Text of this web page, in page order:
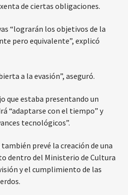
de ciertas obligaciones.
“lograrán los objetivos de la
pero equivalente”, explicó
a la evasión”, aseguró.
que estaba presentando un
“adaptarse con el tiempo” y
tecnológicos”.
prevé la creación de una
dentro del Ministerio de Cultura
y el cumplimiento de las